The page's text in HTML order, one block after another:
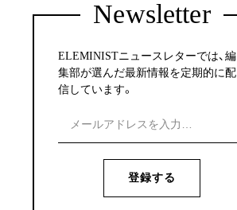
Newsletter
ELEMINISTニュースレターでは、編
集部が選んだ最新情報を定期的に配
信しています。
登録する